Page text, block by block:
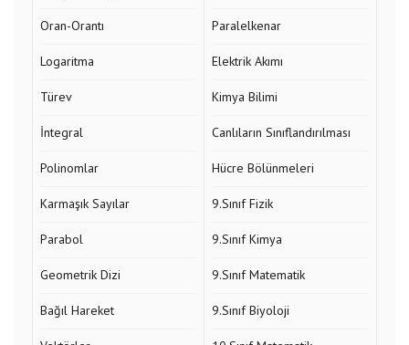
Oran-Orantı
Logaritma
Türev
İntegral
Polinomlar
Karmaşık Sayılar
Parabol
Geometrik Dizi
Bağıl Hareket
Paralelkenar
Elektrik Akımı
Kimya Bilimi
Canlıların Sınıflandırılması
Hücre Bölünmeleri
9.Sınıf Fizik
9.Sınıf Kimya
9.Sınıf Matematik
9.Sınıf Biyoloji